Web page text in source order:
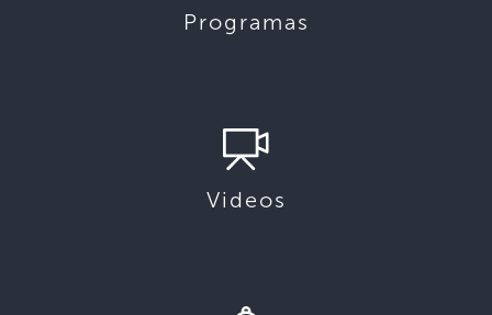
Programas
Videos